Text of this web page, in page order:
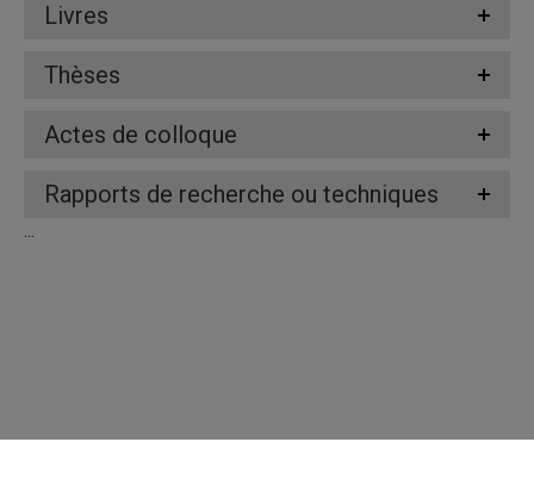
Livres
Thèses
Actes de colloque
Rapports de recherche ou techniques
...